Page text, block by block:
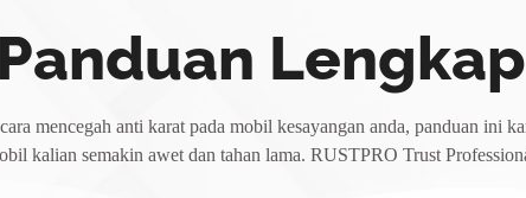
Panduan Lengkap
mencegah anti karat pada mobil kesayangan anda, panduan ini
kalian semakin awet dan tahan lama. RUSTPRO Trust